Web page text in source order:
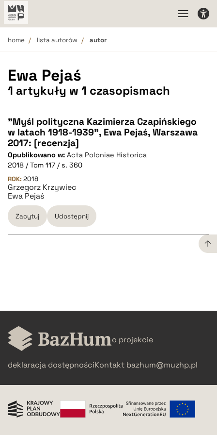
home lista autorów autor
Ewa Pejaś
1 artykuły w 1 czasopismach
"Myśl polityczna Kazimierza Czapińskiego
w latach 1918-1939", Ewa Pejaś, Warszawa
2017: [recenzja]
Opublikowano w: Acta Poloniae Historica
2018 / Tom 117 / s. 360
ROK: 2018
Grzegorz Krzywiec
Ewa Pejaś
Zacytuj Udostępnij
pobierz cytat
o projekcie
deklaracja dostępnościKontakt bazhum@muzhp.pl